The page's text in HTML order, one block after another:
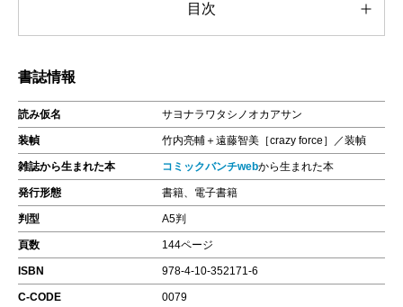
目次
書誌情報
読み仮名 サヨナラワタシノオカアサン
装幀 竹内亮輔＋遠藤智美［crazy force］／装幀
雑誌から生まれた本 コミックバンチwebから生まれた本
発行形態 書籍、電子書籍
判型 A5判
頁数 144ページ
ISBN 978-4-10-352171-6
C-CODE 0079